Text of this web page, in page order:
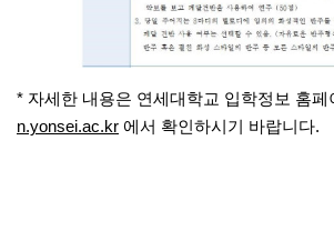
* 자세한 내용은 연세대학교 입학정보 홈페
n.yonsei.ac.kr 에서 확인하시기 바랍니다.